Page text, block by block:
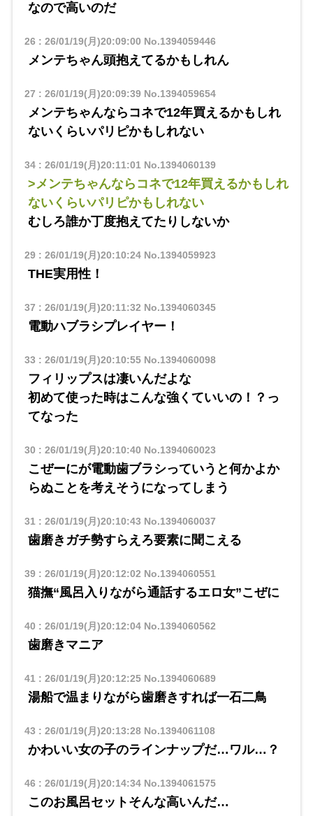
なので高いのだ
26 : 26/01/19(月)20:09:00 No.1394059446
メンテちゃん頭抱えてるかもしれん
27 : 26/01/19(月)20:09:39No.1394059654
メンテちゃんならコネで12年買えるかもしれ
ないくらいパリピかもしれない
34: 26/01/19(月)20:11:01No.1394060139
>メンテちゃんならコネで12年買えるかもしれ
ないくらいパリピかもしれない
むしろ誰か丁度抱えてたりしないか
29: 26/01/19(月)20:10:24No.1394059923
THE実用性！
37 : 26/01/19(月)20:11:32 No.1394060345
電動ハブラシプレイヤー！
33 : 26/01/19(月)20:10:55No.1394060098
フィリップスは凄いんだよな
初めて使った時はこんな強くていいの！？っ
てなった
30 : 26/01/19(月)20:10:40 No.1394060023
こぜーにが電動歯ブラシっていうと何かよか
らぬことを考えそうになってしまう
31: 26/01/19(月)20:10:43 No.1394060037
歯磨きガチ勢すらえろ要素に聞こえる
39: 26/01/19(月)20:12:02 No.1394060551
猫撫“風呂入りながら通話するエロ女”こぜに
40 : 26/01/19(月)20:12:04No.1394060562
歯磨きマニア
41: 26/01/19(月)20:12:25No.1394060689
湯船で温まりながら歯磨きすれば一石二鳥
43 : 26/01/19(月)20:13:28No.1394061108
かわいい女の子のラインナップだ…ワル…？
46 : 26/01/19(月)20:14:34No.1394061575
このお風呂セットそんな高いんだ…